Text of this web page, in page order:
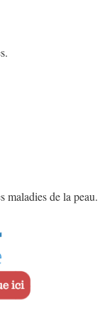
maladies de la peau.